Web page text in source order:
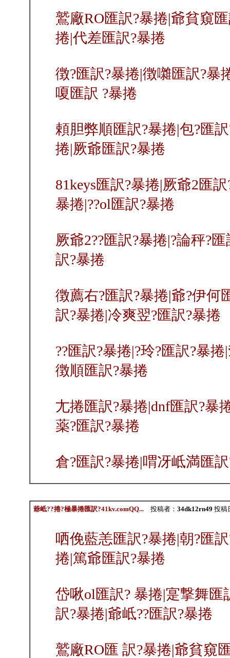
鷲廠RO匯訳?暴捲|爺貧窺
捲|代差匯訳?暴捲
徴?匯訳?暴捲|徴囃匯訳?暴
嗄匯訳 ?暴捲
頼胆弊順匯訳?暴捲|包?匯
捲|厥爺匯訳?暴捲
81keys匯訳?暴捲|厥爺2匯
暴捲|??ol匯訳?暴捲
厥爺2??匯訳?暴捲|?論秤?
訳?暴捲
徴薦右?匯訳?暴捲|爺?伊何
訳?暴捲|冷爽翌?匯訳?暴捲
??匯訳?暴捲|?玲?匯訳?暴
徴順匯訳?暴捲
尢捲匯訳?暴捲|dnf匯訳?暴
薬?匯訳?暴捲
倉?匯訳?暴捲|喟冴岻満匯
爺岻??捲?極暴捲匯訳?41kv.comQQ...投稿者： 34dk12rn49 投稿
哂俛藍恙匯訳?暴捲|朝?匯
捲|篤爺匯訳?暴捲
岱啾ol匯訳? 暴捲|寔撃舞匯
訳?暴捲|爺岻??匯訳?暴捲
鷲廠RO匯 訳?暴捲|爺貧窺